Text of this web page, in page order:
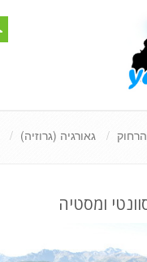
גאורגיה (גרוזיה)
ומסטיה